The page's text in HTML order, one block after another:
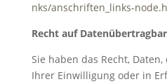
nks/anschriften_links-
Recht auf
Sie haben das Recht,
Ihrer Einwilligung oder in